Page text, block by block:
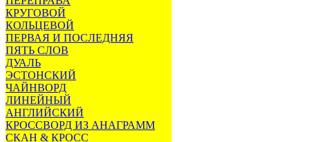
КРУГОВОЙ
КОЛЬЦЕВОЙ
ПЕРВАЯ И ПОСЛЕДНЯЯ
ПЯТЬ СЛОВ
ДУАЛЬ
ЭСТОНСКИЙ
ЧАЙНВОРД
ЛИНЕЙНЫЙ
АНГЛИЙСКИЙ
КРОССВОРД ИЗ АНАГРАММ
СКАН & КРОСС